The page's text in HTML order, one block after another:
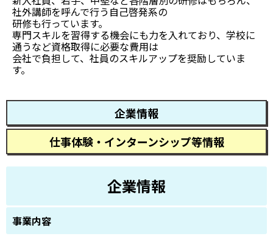
社外講師を呼んで行う自己啓発系の
研修も行っています。
専門スキルを習得する機会にも力を入れており、学校に
通うなど資格取得に必要な費用は
会社で負担して、社員のスキルアップを奨励していま
す。
企業情報
仕事体験・インターンシップ等情報
企業情報
事業内容